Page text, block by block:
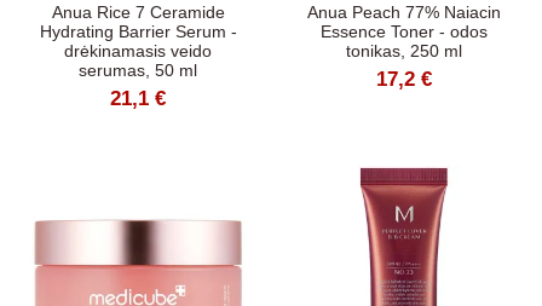
Anua Rice 7 Ceramide
Hydrating Barrier Serum -
drėkinamasis veido
serumas, 50 ml
21,1 €
Anua Peach 77% Naiacin
Essence Toner - odos
tonikas, 250 ml
17,2 €